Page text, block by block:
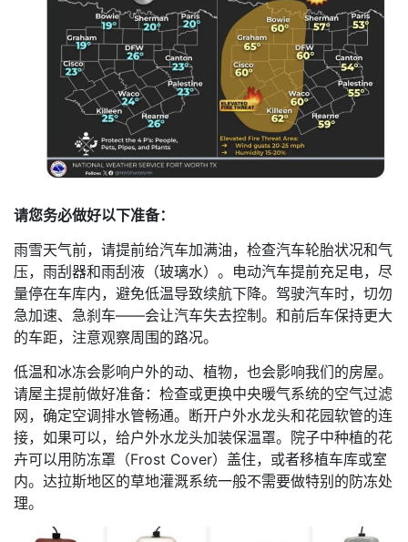
请您务必做好以下准备：
雨雪天气前，请提前给汽车加满油，检查汽车轮胎状况和气
压，雨刮器和雨刮液（玻璃水）。电动汽车提前充足电，尽
量停在车库内，避免低温导致续航下降。驾驶汽车时，切勿
急加速、急刹车——会让汽车失去控制。和前后车保持更大
的车距，注意观察周围的路况。
低温和冰冻会影响户外的动、植物，也会影响我们的房屋。
请屋主提前做好准备：检查或更换中央暖气系统的空气过滤
网，确定空调排水管畅通。断开户外水龙头和花园软管的连
接，如果可以，给户外水龙头加装保温罩。院子中种植的花
卉可以用防冻罩（Frost Cover）盖住，或者移植车库或室
内。达拉斯地区的草地灌溉系统一般不需要做特别的防冻处
理。